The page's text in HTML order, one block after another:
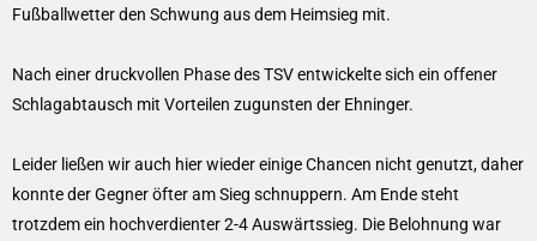
Fußballwetter den Schwung aus dem Heimsieg mit.
Nach einer druckvollen Phase des TSV entwickelte sich ein offener
Schlagabtausch mit Vorteilen zugunsten der Ehninger.
Leider ließen wir auch hier wieder einige Chancen nicht genutzt, daher
konnte der Gegner öfter am Sieg schnuppern. Am Ende steht
trotzdem ein hochverdienter 2-4 Auswärtssieg. Die Belohnung war